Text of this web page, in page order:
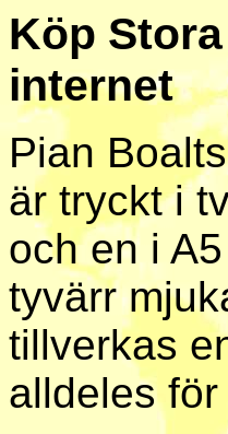
Köp
internet
Pian
är tryckt i
och en i
tyvärr
tillverkas
alldeles för